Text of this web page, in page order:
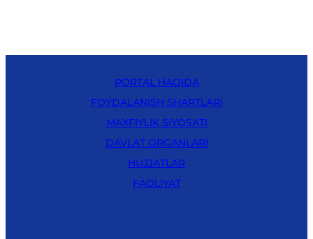
PORTAL HAQIDA
FOYDALANISH SHARTLARI
MAXFIYLIK SIYOSATI
DAVLAT ORGANLARI
HUJJATLAR
FAOLIYAT